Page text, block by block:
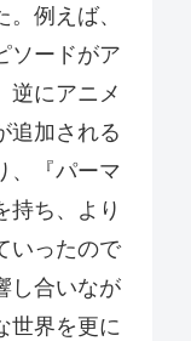
例えば、
ソードがア
逆にアニメ
追加される
、『パーマ
持ち、より
いったので
し合いなが
世界を更に